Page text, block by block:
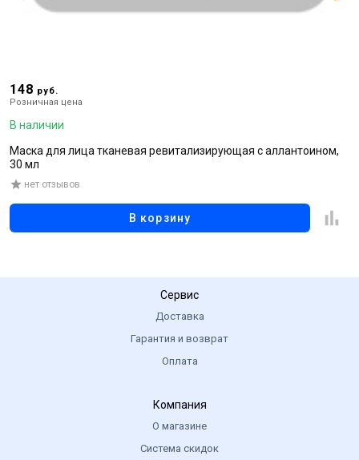
148 руб.
Розничная цена
В наличии
Маска для лица тканевая ревитализирующая с аллантоином,
30 мл
нет отзывов
В корзину
Сервис
Доставка
Гарантия и возврат
Оплата
Компания
О магазине
Система скидок